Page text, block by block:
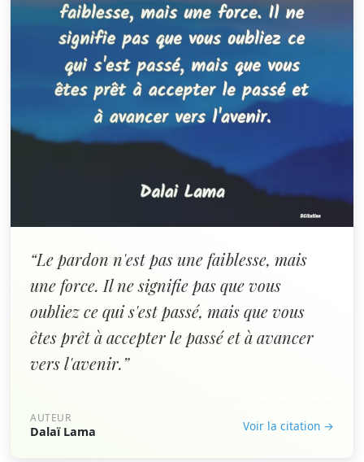
“Le pardon n'est pas une faiblesse, mais
une force. Il ne signifie pas que vous
oubliez ce qui s'est passé, mais que vous
êtes prêt à accepter le passé et à avancer
vers l'avenir.”
AUTEUR
Dalaï Lama Voir la citation →